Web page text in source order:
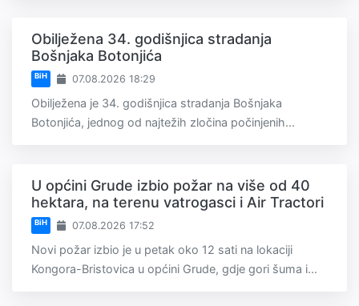
Obilježena 34. godišnjica stradanja
Bošnjaka Botonjića
BiH 07.08.2026 18:29
Obilježena je 34. godišnjica stradanja Bošnjaka
Botonjića, jednog od najtežih zločina počinjenih...
U općini Grude izbio požar na više od 40
hektara, na terenu vatrogasci i Air Tractori
BiH 07.08.2026 17:52
Novi požar izbio je u petak oko 12 sati na lokaciji
Kongora-Bristovica u općini Grude, gdje gori šuma i...